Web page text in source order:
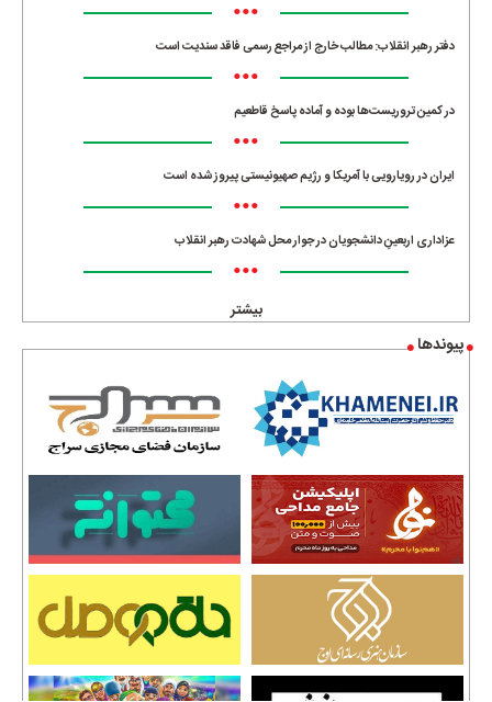
•••
دفتر رهبر انقلاب: مطالب خارج از مراجع رسمی فاقد سندیت است
•••
در کمین تروریست‌ها بوده و آماده پاسخ قاطعیم
•••
ایران در رویارویی با آمریکا و رژیم صهیونیستی پیروز شده است
•••
عزاداری اربعینِ دانشجویان در جوار محل شهادت رهبر انقلاب
•••
بیشتر
پیوندها